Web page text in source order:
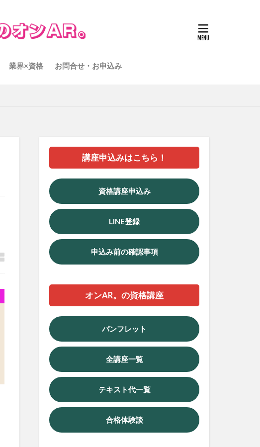
業界×資格 お問合せ・お申込み
講座申込みはこちら！
資格講座申込み
LINE登録
申込み前の確認事項
オンAR。の資格講座
パンフレット
全講座一覧
テキスト代一覧
合格体験談